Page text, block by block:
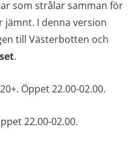
som strålar samman för
jämnt. I denna version
till Västerbotten och
.
Öppet 22.00-02.00.
22.00-02.00.